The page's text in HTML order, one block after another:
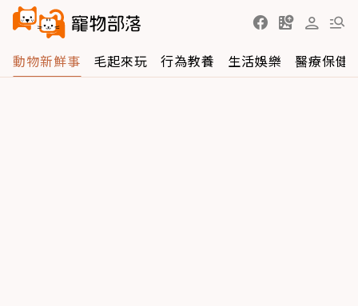
動物新鮮事 毛起來玩 行為教養 生活娛樂 醫療保健